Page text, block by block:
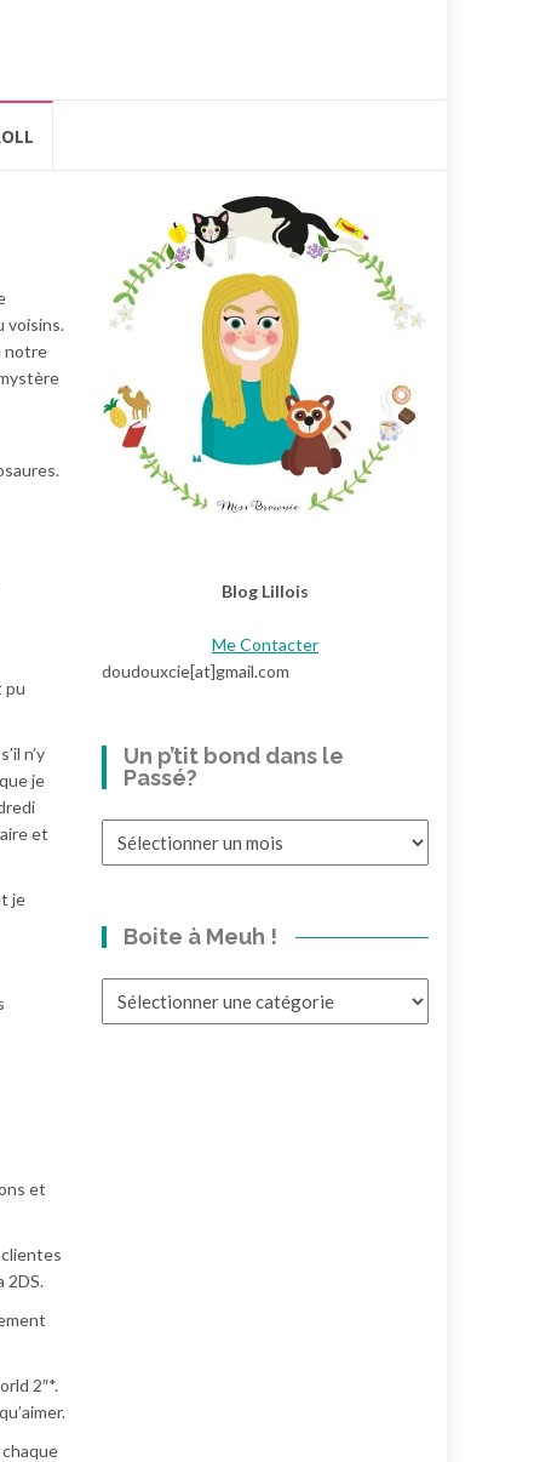
voisins.
notre
pu
n’y
je
et
je
et
2DS.
2″*.
Blog Lillois
Me Contacter
doudouxcie[at]gmail.com
Un p’tit bond dans le
Passé?
Boite à Meuh !